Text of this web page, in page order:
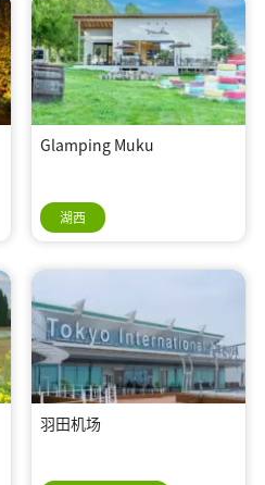
Glamping Muku
湖西
羽田机场